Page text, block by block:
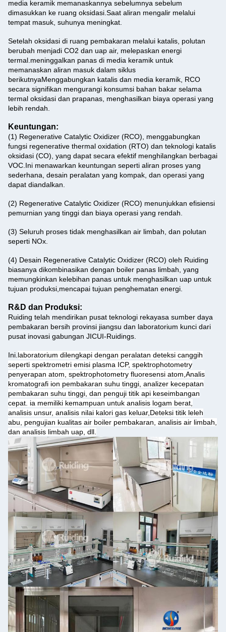
media keramik memanaskannya sebelumnya sebelum
dimasukkan ke ruang oksidasi. Saat aliran mengalir melalui
tempat masuk, suhunya meningkat.
Setelah oksidasi di ruang pembakaran melalui katalis, polutan
berubah menjadi CO2 dan uap air, melepaskan energi
termal.meninggalkan panas di media keramik untuk
memanaskan aliran masuk dalam siklus
berikutnyaMenggabungkan katalis dan media keramik, RCO
secara signifikan mengurangi konsumsi bahan bakar selama
termal oksidasi dan prapanas, menghasilkan biaya operasi yang
lebih rendah.
Keuntungan:
(1) Regenerative Catalytic Oxidizer (RCO), menggabungkan
fungsi regenerative thermal oxidation (RTO) dan teknologi katalis
oksidasi (CO), yang dapat secara efektif menghilangkan berbagai
VOC.Ini menawarkan keuntungan seperti aliran proses yang
sederhana, desain peralatan yang kompak, dan operasi yang
dapat diandalkan.
(2) Regenerative Catalytic Oxidizer (RCO) menunjukkan efisiensi
pemurnian yang tinggi dan biaya operasi yang rendah.
(3) Seluruh proses tidak menghasilkan air limbah, dan polutan
seperti NOx.
(4) Desain Regenerative Catalytic Oxidizer (RCO) oleh Ruiding
biasanya dikombinasikan dengan boiler panas limbah, yang
memungkinkan kelebihan panas untuk menghasilkan uap untuk
tujuan produksi,mencapai tujuan penghematan energi.
R&D dan Produksi:
Ruiding telah mendirikan pusat teknologi rekayasa sumber daya
pembakaran bersih provinsi jiangsu dan laboratorium kunci dari
pusat inovasi gabungan JICUI-Ruidings.
Ini. laboratorium dilengkapi dengan peralatan deteksi canggih
seperti spektrometri emisi plasma ICP, spektrophotometry
penyerapan atom, spektrophotometry fluoresensi atom,Analis
kromatografi ion pembakaran suhu tinggi, analizer kecepatan
pembakaran suhu tinggi, dan penguji titik api keseimbangan
cepat. ia memiliki kemampuan untuk analisis logam berat,
analisis unsur, analisis nilai kalori gas keluar,Deteksi titik leleh
abu, pengujian kualitas air boiler pembakaran, analisis air limbah,
dan analisis limbah uap, dll.